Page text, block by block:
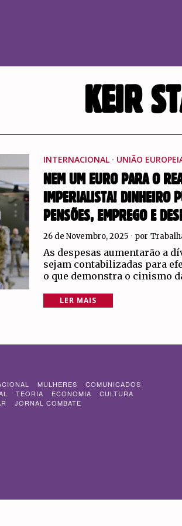
KEIR
INTERNACIONAL · UNIÃO
NEM UM EURO PARA O
IMPERIALISTA! DINHEIRO
PENSÕES, EMPREGO E
26 de Novembro, 2025 por
As despesas aumentarão a
sejam contabilizadas para
o que demonstra o cinismo
LER MAIS
MULHERES
COMUNICADOS
TEORIA ECONOMIA
CULTURA
JORNAL COMBATE